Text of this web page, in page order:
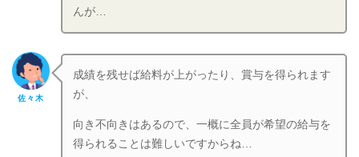
んが…
佐々木
成績を残せば給料が上がったり、賞与を得られます
が、
向き不向きはあるので、一概に全員が希望の給与を
得られることは難しいですからね…